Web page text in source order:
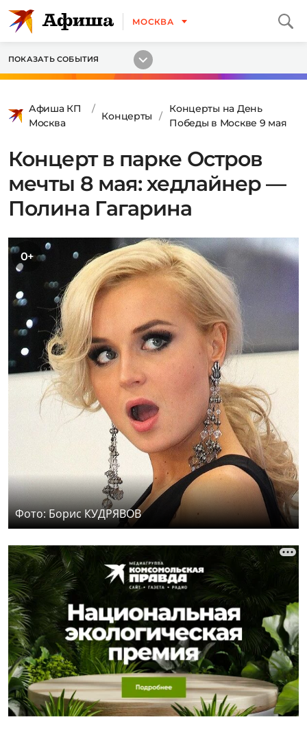
МОСКВА
ПОКАЗАТЬ СОБЫТИЯ
Афиша КП
Москва
Концерты
Концерты на День
Победы в Москве 9 мая
Концерт в парке Остров
мечты 8 мая: хедлайнер —
Полина Гагарина
0+
Фото: Борис КУДРЯВОВ